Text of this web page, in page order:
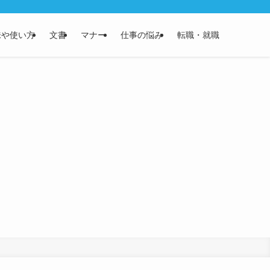
使い方 文書 マナー 仕事の悩み 転職・就職